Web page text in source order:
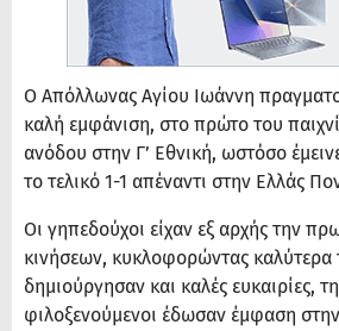
Ο Απόλλωνας Αγίου Ιωάννη
καλή εμφάνιση, στο πρώτο του
ανόδου στην Γ’ Εθνική, ωστόσο
το τελικό 1-1 απέναντι στην Ελλάς
Οι γηπεδούχοι είχαν εξ αρχής την
κινήσεων, κυκλοφορώντας
δημιούργησαν και καλές ευκαιρίες,
φιλοξενούμενοι έδωσαν έμφαση